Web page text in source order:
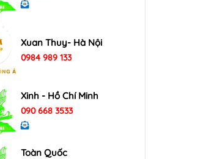
Xuan Thuy- Hà Nội
0984 989 133
Xinh - Hồ Chí Minh
090 668 3533
Toàn Quốc